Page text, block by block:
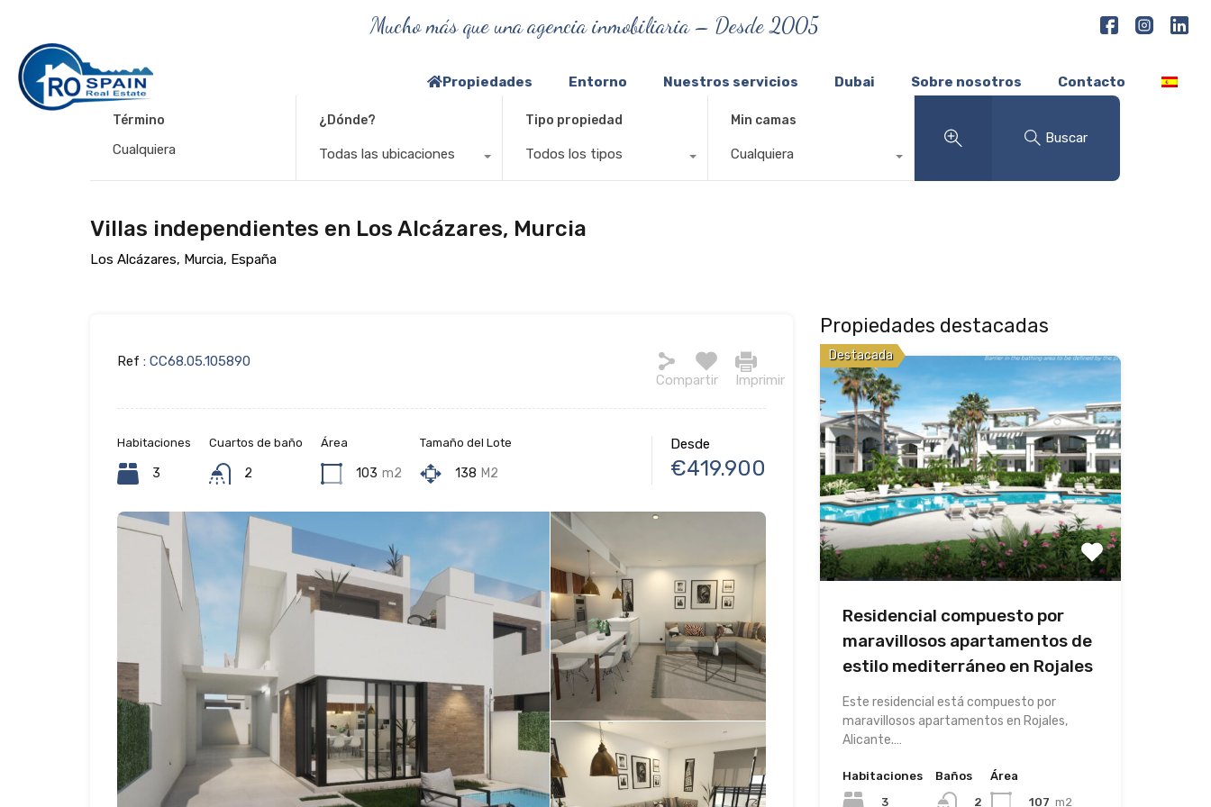
Mucho más que una agencia inmobiliaria – Desde 2005
Propiedades Entorno Nuestros servicios Dubai Sobre nosotros Contacto
Término ¿Dónde?
Todas las ubicaciones
Tipo propiedad
Todos los tipos
Min camas
Cualquiera
Buscar
Villas independientes en Los Alcázares, Murcia
Los Alcázares, Murcia, España
Ref : CC68.05.105890
Compartir
Imprimir
Desde
€419.900
Habitaciones
3
Cuartos de baño
2
Área
103 m2
Tamaño del Lote
138 M2
Propiedades destacadas
Destacada
Residencial compuesto por
maravillosos apartamentos de
estilo mediterráneo en Rojales
Este residencial está compuesto por
maravillosos apartamentos en Rojales,
Alicante.…
Habitaciones
3
Baños
2
Área
107 m2